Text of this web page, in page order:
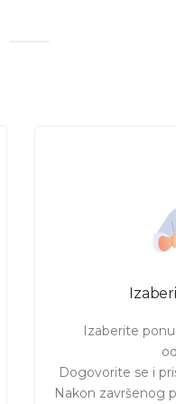
Izaberite
Dogovorite se i
Nakon završenog